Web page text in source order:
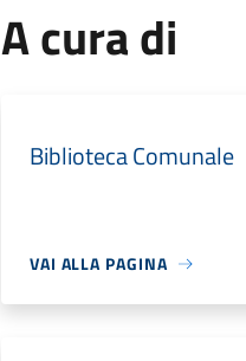
A cura di
Biblioteca Comunale
VAI ALLA PAGINA